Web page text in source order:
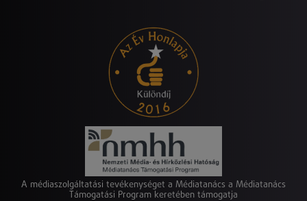
A médiaszolgáltatási tevékenységet a Médiatanács a Médiatanács
Támogatási Program keretében támogatja